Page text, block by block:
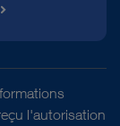
l'autorisation